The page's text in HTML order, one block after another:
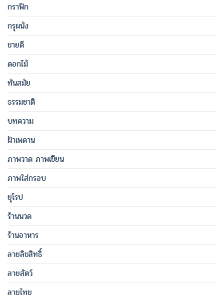
กราฟิก
กรุผนัง
ขายดี
ดอกไม้
ทันสมัย
ธรรมชาติ
บทความ
ฝ้าเพดาน
ภาพวาด ภาพเขียน
ภาพใส่กรอบ
ยุโรป
ร้านนวด
ร้านอาหาร
ลายลิขสิทธิ์
ลายสัตว์
ลายไทย